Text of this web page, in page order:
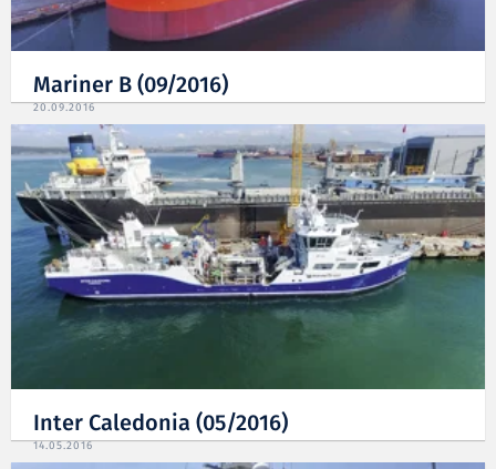
Mariner B (09/2016)
20.09.2016
Inter Caledonia (05/2016)
14.05.2016